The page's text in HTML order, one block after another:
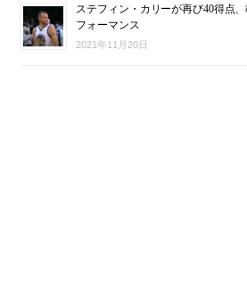
ステフィン・カリーが再び40得点
フォーマンス
2021年11月20日